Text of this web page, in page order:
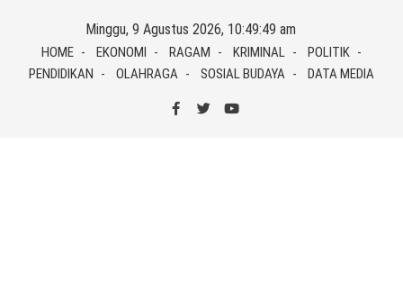
content
Minggu, 9 Agustus 2026, 10:49:49 am
HOME EKONOMI RAGAM KRIMINAL
POLITIK
PENDIDIKAN
OLAHRAGA SOSIAL BUDAYA DATA MEDIA